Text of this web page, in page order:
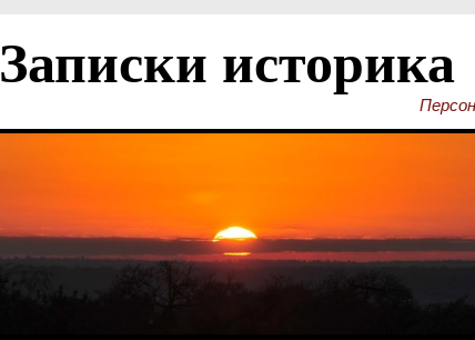
Записки историка